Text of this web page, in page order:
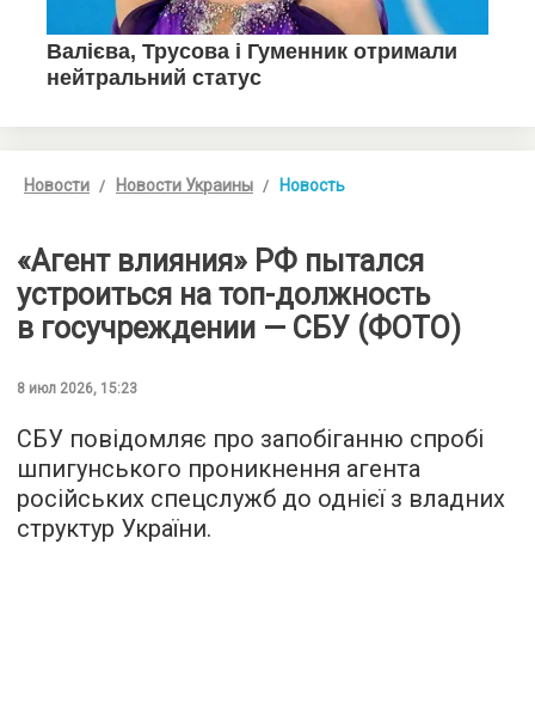
Новости Новости Украины Новость
«Агент влияния» РФ пытался
устроиться на топ-должность
в госучреждении — СБУ (ФОТО)
8 июл 2026, 15:23
СБУ повідомляє про запобіганню спробі
шпигунського проникнення агента
російських спецслужб до однієї з владних
структур України.